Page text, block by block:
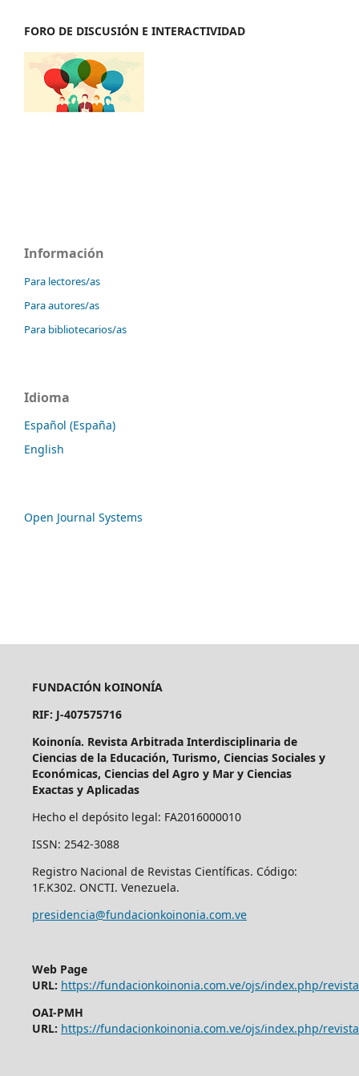
FORO DE DISCUSIÓN E INTERACTIVIDAD
Información
Para lectores/as
Para autores/as
Para bibliotecarios/as
Idioma
Español (España)
English
Open Journal Systems
FUNDACIÓN kOINONÍA
RIF: J-407575716
Koinonía. Revista Arbitrada Interdisciplinaria de
Ciencias de la Educación, Turismo, Ciencias Sociales y
Económicas, Ciencias del Agro y Mar y Ciencias
Exactas y Aplicadas
Hecho el depósito legal: FA2016000010
ISSN: 2542-3088
Registro Nacional de Revistas Científicas. Código:
1F.K302. ONCTI. Venezuela.
presidencia@fundacionkoinonia.com.ve
Web Page
URL: https://fundacionkoinonia.com.ve/ojs/index.php/
OAI-PMH
URL: https://fundacionkoinonia.com.ve/ojs/index.php/